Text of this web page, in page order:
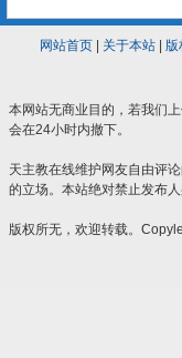
网站首页| 关于本站| 版
本网站无商业目的，若我们
会在24小时内撤下。
天主教在线维护网友自由评
的立场。本站绝对禁止发布
版权所无，欢迎转载。